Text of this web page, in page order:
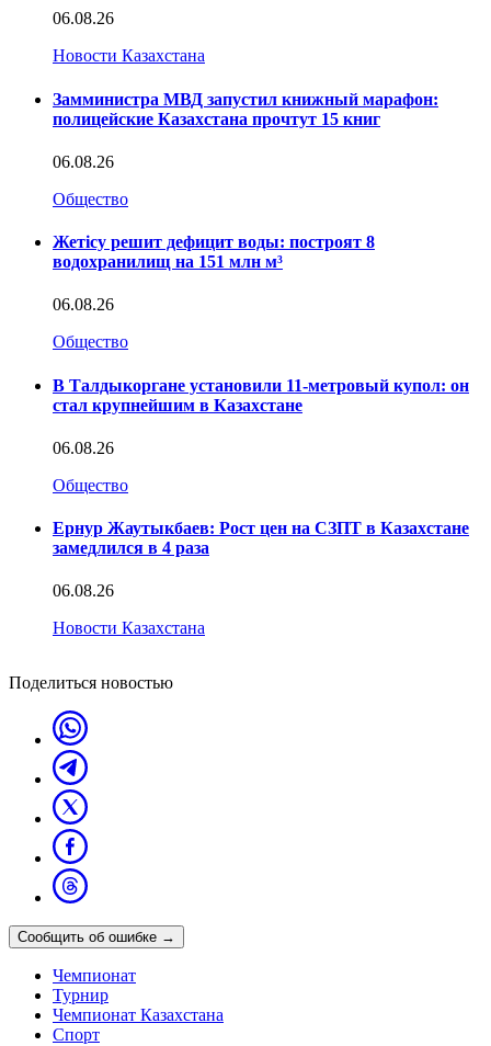
06.08.26
Новости Казахстана
Замминистра МВД запустил книжный марафон:
полицейские Казахстана прочтут 15 книг
06.08.26
Общество
Жетісу решит дефицит воды: построят 8
водохранилищ на 151 млн м³
06.08.26
Общество
В Талдыкоргане установили 11-метровый купол: он
стал крупнейшим в Казахстане
06.08.26
Общество
Ернур Жаутыкбаев: Рост цен на СЗПТ в Казахстане
замедлился в 4 раза
06.08.26
Новости Казахстана
Поделиться новостью
Сообщить об ошибке →
Чемпионат
Турнир
Чемпионат Казахстана
Спорт